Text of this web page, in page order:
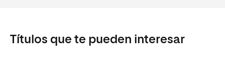
Títulos que te pueden interesar